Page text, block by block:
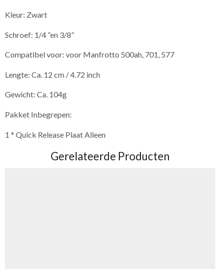
Kleur: Zwart
Schroef: 1/4 ”en 3/8”
Compatibel voor: voor Manfrotto 500ah, 701, 577
Lengte: Ca. 12 cm / 4.72 inch
Gewicht: Ca. 104g
Pakket Inbegrepen:
1 * Quick Release Plaat Alleen
Gerelateerde Producten